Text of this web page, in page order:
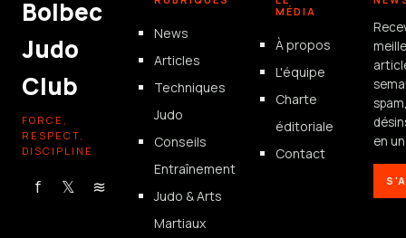
Bolbec
Judo
Club
FORCE,
RESPECT,
DISCIPLINE
f 𝕏 ≋
News
Articles
Techniques
Judo
Conseils
Entraînement
Judo & Arts
Martiaux
MÉDIA
À propos
L'équipe
Charte
éditoriale
Contact
en